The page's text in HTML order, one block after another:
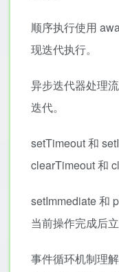
顺序执行使用
现迭代执行。
异步迭代器处理
迭代。
setTimeout 和
clearTimeout 和
setImmediate 和
当前操作完成后立
事件循环机制理